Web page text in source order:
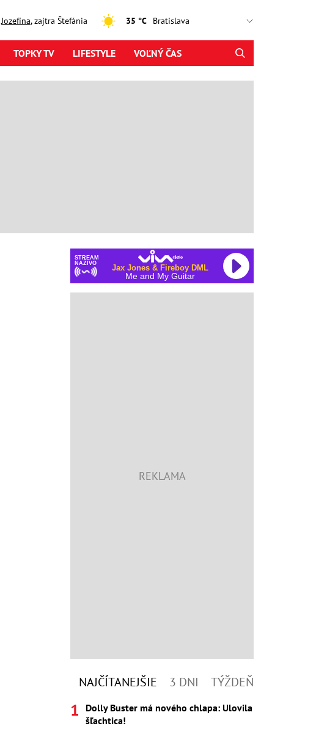
Jozefína, zajtra Štefánia 35 °C
TOPKY TV LIFESTYLE VOĽNÝ ČAS
STREAM
NAŽIVO
Lina Mayer
Personal Sky
NAJČÍTANEJŠIE 3 DNI TÝŽDEŇ
Dolly Buster má nového chlapa: Ulovila
šľachtica!